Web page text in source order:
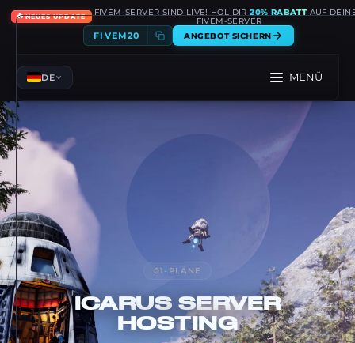
🔥NEUES UPDATE FIVEM-SERVER SIND LIVE! HOL DIR20% RABATT AUF
FIVEM-SERVER
FIVEM20 ANGEBOT SICHERN
DE MENÜ
01- PLÄNE
ICARUS SERVER
HOSTING